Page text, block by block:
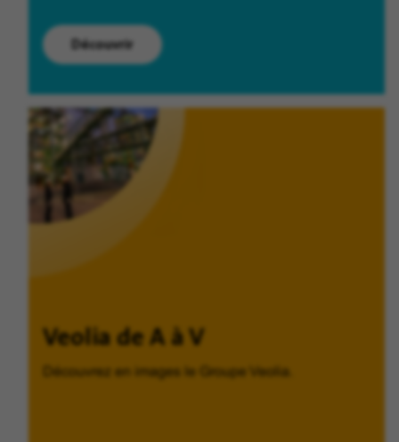
Découvrir
Veolia de A à V
Découvrez en images le Groupe Veolia.